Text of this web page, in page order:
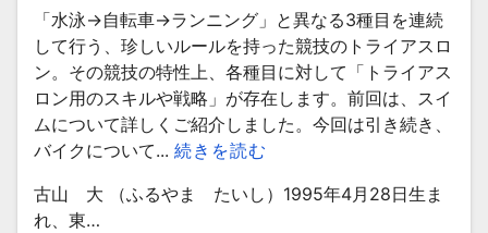
「水泳→自転車→ランニング」と異なる3種目を連続
して行う、珍しいルールを持った競技のトライアスロ
ン。その競技の特性上、各種目に対して「トライアス
ロン用のスキルや戦略」が存在します。前回は、スイ
ムについて詳しくご紹介しました。今回は引き続き、
バイクについて... 続きを読む
古山 大 （ふるやま たいし）1995年4月28日生ま
れ、東…